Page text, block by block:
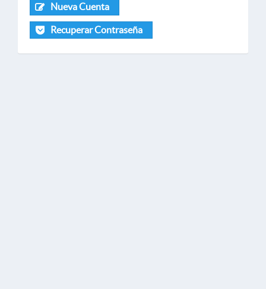
Nueva Cuenta
Recuperar Contraseña